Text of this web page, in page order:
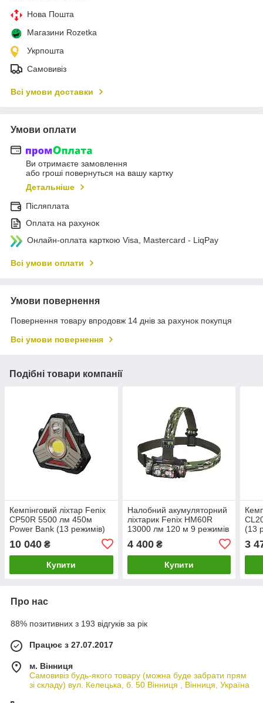
Нова Пошта
Магазини Rozetka
Укрпошта
Самовивіз
Всі умови доставки
Умови оплати
Ви отримаєте замовлення
або гроші повернуться на вашу картку
Детальніше
Післяплата
Оплата на рахунок
Онлайн-оплата карткою Visa, Mastercard - LiqPay
Всі умови оплати
Умови повернення
Повернення товару впродовж 14 днів за рахунок покупця
Всі умови повернення
Подібні товари компанії
Кемпінговий ліхтар Fenix
CP50R 5500 лм 450м
Power Bank (13 режимів)
10 040 ₴
Купити
Налобний акумуляторний
ліхтарик Fenix HM60R
13000 лм 120 м 9 режимів
(лімітована серія)
4 400₴
Купити
(13
3
Про нас
88% позитивних з 193 відгуків за рік
Працює з 27.07.2017
м. Вінниця
Самовивіз будь-якого товару (можна буде забрати прям
зі складу) вул. Келецька, б. 50 Вінниця , Вінниця, Україна